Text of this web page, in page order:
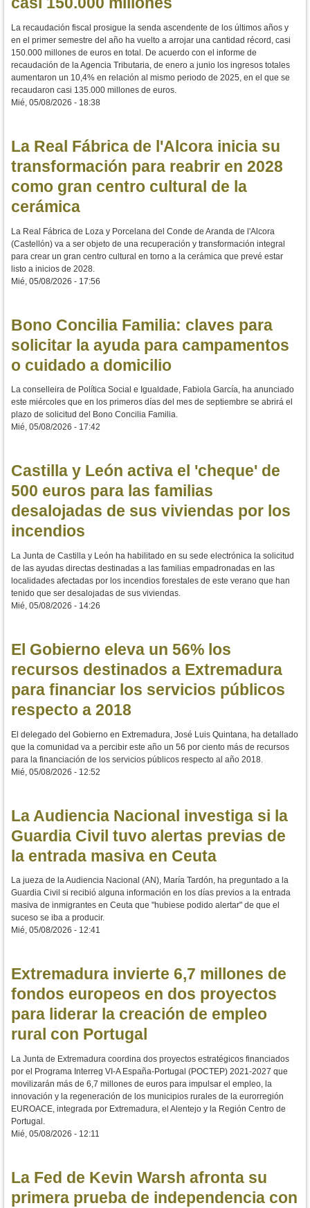
La recaudación fiscal prosigue la senda ascendente de los últimos años y
en el primer semestre del año ha vuelto a arrojar una cantidad récord, casi
150.000 millones de euros en total. De acuerdo con el informe de
recaudación de la Agencia Tributaria, de enero a junio los ingresos totales
aumentaron un 10,4% en relación al mismo periodo de 2025, en el que se
recaudaron casi 135.000 millones de euros.
Mié, 05/08/2026 - 18:38
La Real Fábrica de l'Alcora inicia su
transformación para reabrir en 2028
como gran centro cultural de la
cerámica
La Real Fábrica de Loza y Porcelana del Conde de Aranda de l'Alcora
(Castellón) va a ser objeto de una recuperación y transformación integral
para crear un gran centro cultural en torno a la cerámica que prevé estar
listo a inicios de 2028.
Mié, 05/08/2026 - 17:56
Bono Concilia Familia: claves para
solicitar la ayuda para campamentos
o cuidado a domicilio
La conselleira de Política Social e Igualdade, Fabiola García, ha anunciado
este miércoles que en los primeros días del mes de septiembre se abrirá el
plazo de solicitud del Bono Concilia Familia.
Mié, 05/08/2026 - 17:42
Castilla y León activa el 'cheque' de
500 euros para las familias
desalojadas de sus viviendas por los
incendios
La Junta de Castilla y León ha habilitado en su sede electrónica la solicitud
de las ayudas directas destinadas a las familias empadronadas en las
localidades afectadas por los incendios forestales de este verano que han
tenido que ser desalojadas de sus viviendas.
Mié, 05/08/2026 - 14:26
El Gobierno eleva un 56% los
recursos destinados a Extremadura
para financiar los servicios públicos
respecto a 2018
El delegado del Gobierno en Extremadura, José Luis Quintana, ha detallado
que la comunidad va a percibir este año un 56 por ciento más de recursos
para la financiación de los servicios públicos respecto al año 2018.
Mié, 05/08/2026 - 12:52
La Audiencia Nacional investiga si la
Guardia Civil tuvo alertas previas de
la entrada masiva en Ceuta
La jueza de la Audiencia Nacional (AN), María Tardón, ha preguntado a la
Guardia Civil si recibió alguna información en los días previos a la entrada
masiva de inmigrantes en Ceuta que "hubiese podido alertar" de que el
suceso se iba a producir.
Mié, 05/08/2026 - 12:41
Extremadura invierte 6,7 millones de
fondos europeos en dos proyectos
para liderar la creación de empleo
rural con Portugal
La Junta de Extremadura coordina dos proyectos estratégicos financiados
por el Programa Interreg VI-A España-Portugal (POCTEP) 2021-2027 que
movilizarán más de 6,7 millones de euros para impulsar el empleo, la
innovación y la regeneración de los municipios rurales de la eurorregión
EUROACE, integrada por Extremadura, el Alentejo y la Región Centro de
Portugal.
Mié, 05/08/2026 - 12:11
La Fed de Kevin Warsh afronta su
primera prueba de independencia con